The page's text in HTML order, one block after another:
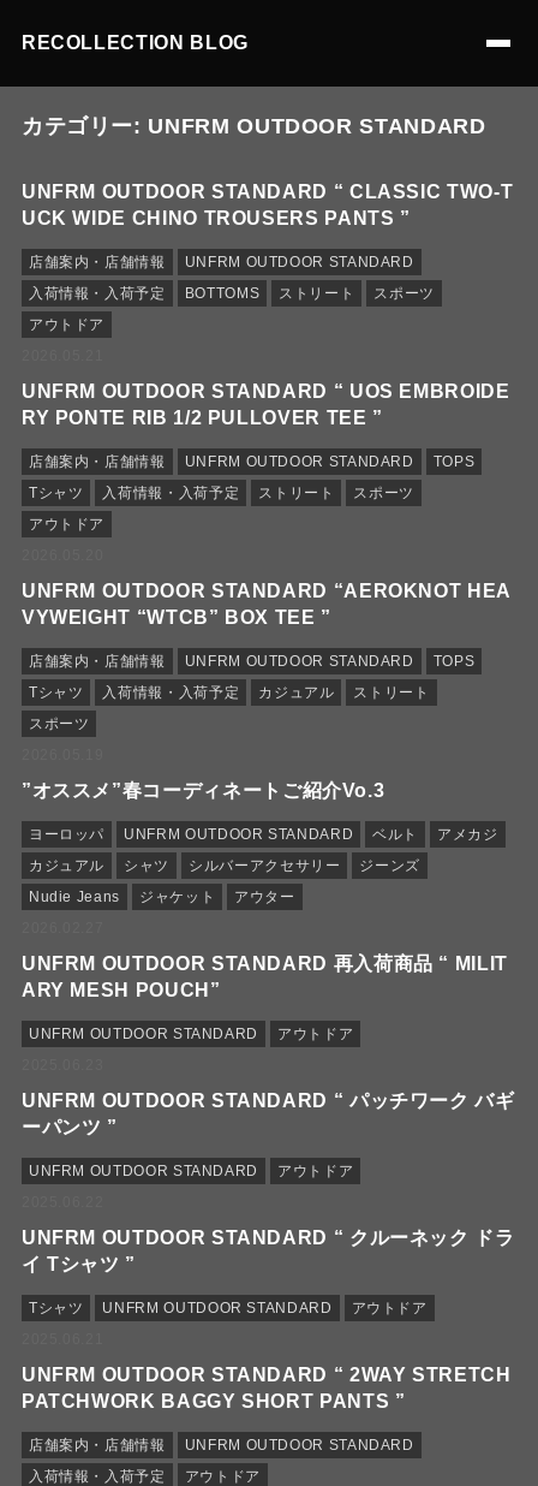
RECOLLECTION BLOG
カテゴリー: UNFRM OUTDOOR STANDARD
UNFRM OUTDOOR STANDARD “ CLASSIC TWO-T
UCK WIDE CHINO TROUSERS PANTS ”
店舗案内・店舗情報
UNFRM OUTDOOR STANDARD
入荷情報・入荷予定
BOTTOMS ストリート
スポーツ
アウトドア
UNFRM OUTDOOR STANDARD “ UOS EMBROIDE
RY PONTE RIB 1/2 PULLOVER TEE ”
店舗案内・店舗情報 UNFRM OUTDOOR STANDARD
TOPS
Tシャツ
入荷情報・入荷予定 ストリート
スポーツ
アウトドア
UNFRM OUTDOOR STANDARD “AEROKNOT HEA
VYWEIGHT “WTCB” BOX TEE ”
店舗案内・店舗情報 UNFRM OUTDOOR STANDARD
TOPS
Tシャツ
入荷情報・入荷予定 カジュアル
ストリート
スポーツ
”オススメ”春コーディネートご紹介Vo.3
ヨーロッパ UNFRM OUTDOOR STANDARD ベルト
アメカジ
カジュアル
シャツ シルバーアクセサリー
ジーンズ
Nudie Jeans
ジャケット
アウター
UNFRM OUTDOOR STANDARD 再入荷商品 “ MILIT
ARY MESH POUCH”
UNFRM OUTDOOR STANDARD
アウトドア
UNFRM OUTDOOR STANDARD “ パッチワーク バギ
ーパンツ ”
UNFRM OUTDOOR STANDARD
アウトドア
UNFRM OUTDOOR STANDARD “ クルーネック ドラ
イ Tシャツ ”
Tシャツ UNFRM OUTDOOR STANDARD
アウトドア
UNFRM OUTDOOR STANDARD “ 2WAY STRETCH
PATCHWORK BAGGY SHORT PANTS ”
店舗案内・店舗情報
UNFRM OUTDOOR STANDARD
入荷情報・入荷予定
アウトドア